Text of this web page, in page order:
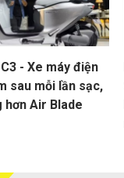
- Xe máy điện
sau mỗi lần sạc,
hơn Air Blade